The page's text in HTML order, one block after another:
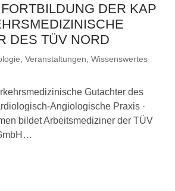
DER KAP
DES TÜV NORD
Veranstaltungen Wissenswertes
Gutachter des
Angiologische Praxis ·
bildet Arbeitsmediziner der TÜV